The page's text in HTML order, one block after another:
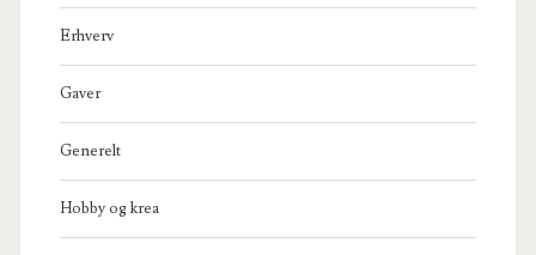
Erhverv
Gaver
Generelt
Hobby og krea